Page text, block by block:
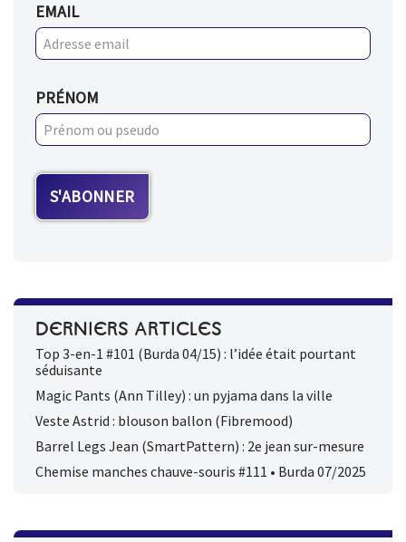
EMAIL
PRÉNOM
DERNIERS ARTICLES
Top 3-en-1 #101 (Burda 04/15) : l’idée était pourtant
séduisante
Magic Pants (Ann Tilley) : un pyjama dans la ville
Veste Astrid : blouson ballon (Fibremood)
Barrel Legs Jean (SmartPattern) : 2e jean sur-mesure
Chemise manches chauve-souris #111 • Burda 07/2025